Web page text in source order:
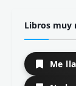
Libros muy
Me